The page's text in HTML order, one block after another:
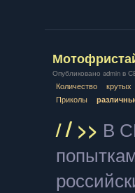
Опубликовано admin в
Количество
крутых
Приколы
// >> В